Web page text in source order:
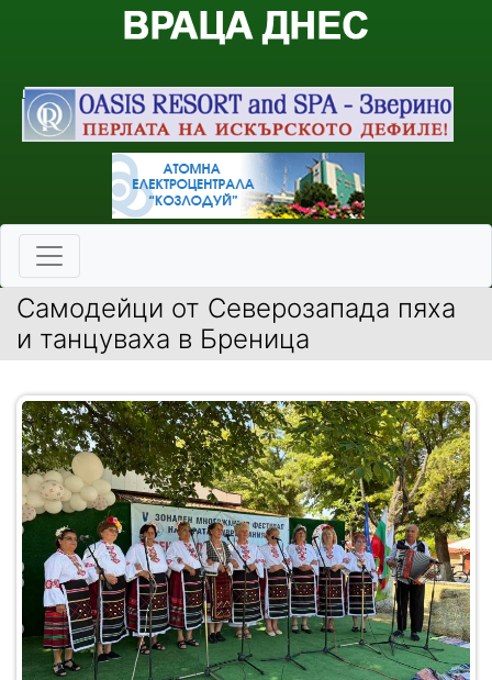
Самодейци от Северозапада пяха
и танцуваха в Бреница